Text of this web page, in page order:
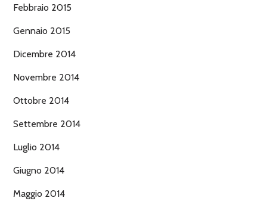
Febbraio 2015
Gennaio 2015
Dicembre 2014
Novembre 2014
Ottobre 2014
Settembre 2014
Luglio 2014
Giugno 2014
Maggio 2014